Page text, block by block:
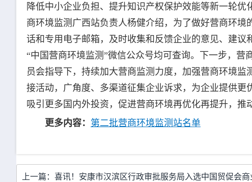
降低中小企业负担、提升知识产权保护效能等新一轮
商环境监测广西站负责人杨健介绍，为了做好营商环
话和专用电子邮箱，及时收集和反馈企业的意见、建议
“中国营商环境监测”微信公众号均可查询。下一步，
员会指导下，持续加大营商监测力度，加强营商环境
接活动，广角度、多渠道征集企业诉求，为企业提供更
吸引更多国内外投资，促进营商环境再优化再提升，推
更多内容： 第二批营商环境监测站名单
上一篇：喜讯！安康市汉滨区行政审批服务局入选中国贸促会